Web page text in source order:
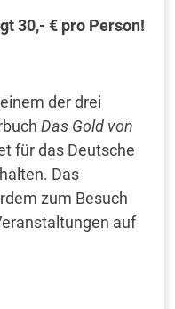
30,- € pro Person!
der drei
Das Gold von
für das Deutsche
Das
zum Besuch
auf